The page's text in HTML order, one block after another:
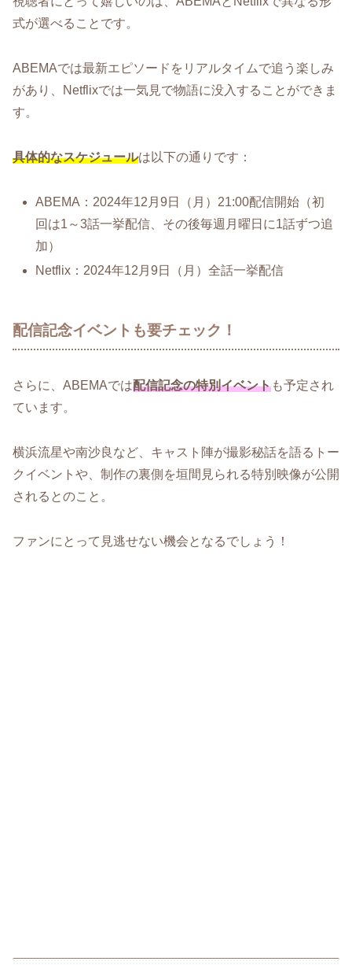
式が選べることです。
ABEMAでは最新エピソードをリアルタイムで追う楽しみ
があり、Netflixでは一気見で物語に没入することができま
す。
具体的なスケジュールは以下の通りです：
ABEMA：2024年12月9日（月）21:00配信開始（初
回は1～3話一挙配信、その後毎週月曜日に1話ずつ追
加）
Netflix：2024年12月9日（月）全話一挙配信
配信記念イベントも要チェック！
さらに、ABEMAでは配信記念の特別イベントも予定され
ています。
横浜流星や南沙良など、キャスト陣が撮影秘話を語るトー
クイベントや、制作の裏側を垣間見られる特別映像が公開
されるとのこと。
ファンにとって見逃せない機会となるでしょう！